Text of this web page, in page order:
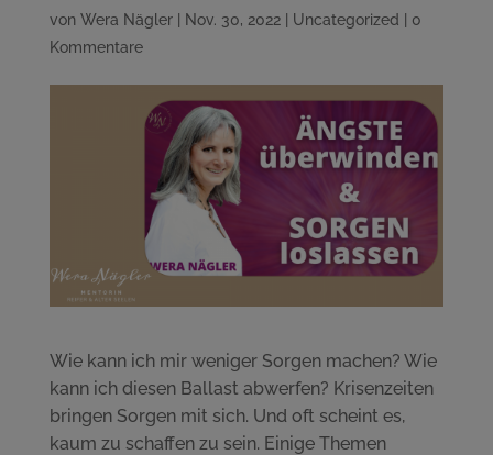
von Wera Nägler| Nov. 30, 2022| Uncategorized
0
Kommentare
Wie kann ich mir weniger Sorgen machen? Wie
kann ich diesen Ballast abwerfen? Krisenzeiten
bringen Sorgen mit sich. Und oft scheint es,
kaum zu schaffen zu sein. Einige Themen